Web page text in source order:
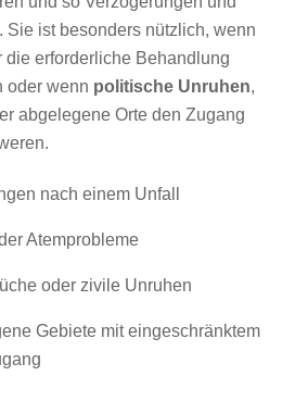
Sie ist besonders nützlich, wenn
die erforderliche Behandlung
oder wenn politische Unruhen,
abgelegene Orte den Zugang
nach einem Unfall
Atemprobleme
oder zivile Unruhen
Gebiete mit eingeschränktem